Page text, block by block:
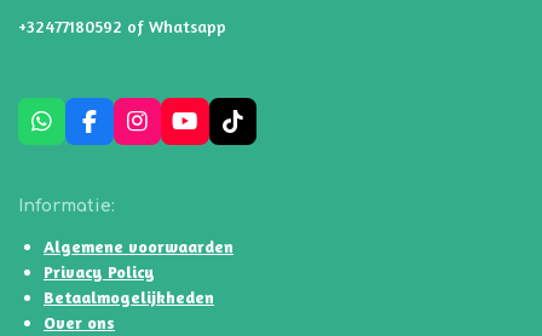
+32477180592 of Whatsapp
W
h
t
s
A
p
p
F
a
e
b
o
o
k
I
n
g
r
a
m
Y
o
b
e
T
i
k
Informatie:
Algemene voorwaarden
Privacy Policy
Betaalmogelijkheden
Over ons